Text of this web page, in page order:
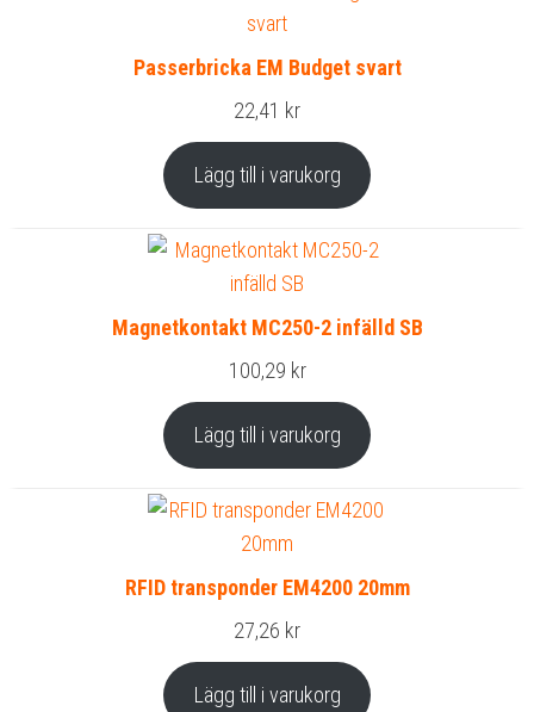
Passerbricka EM Budget svart
22,41 kr
Lägg till i varukorg
Magnetkontakt MC250-2 infälld SB
100,29 kr
Lägg till i varukorg
RFID transponder EM4200 20mm
27,26 kr
Lägg till i varukorg